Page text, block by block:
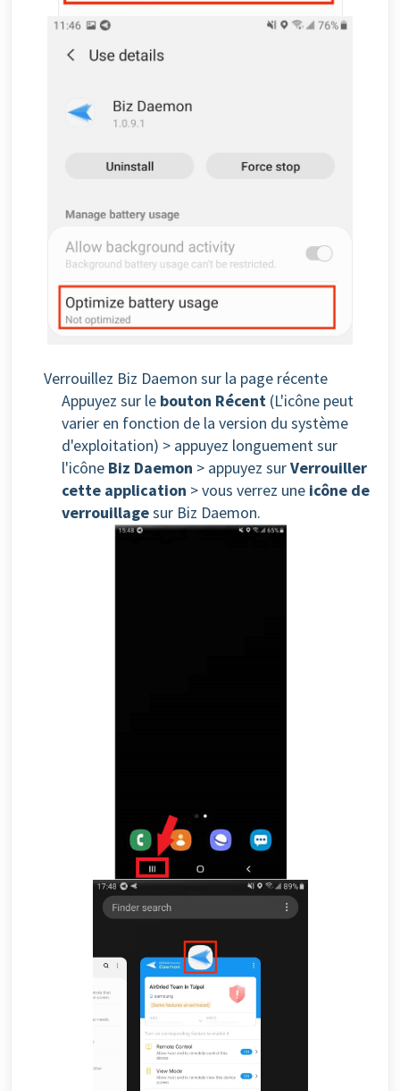
Verrouillez Biz Daemon sur la page récente
Appuyez sur le bouton Récent (L'icône peut
varier en fonction de la version du système
d'exploitation) > appuyez longuement sur
l'icône Biz Daemon > appuyez surVerrouiller
cette application > vous verrez une icône de
verrouillagesur Biz Daemon.